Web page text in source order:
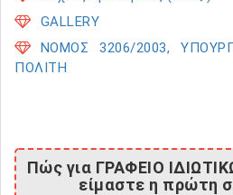
GALLERY
ΝΟΜΟΣ 3206/2003,
ΠΟΛΙΤΗ
Πώς για ΓΡΑΦΕΙΟ
είμαστε η πρώτη